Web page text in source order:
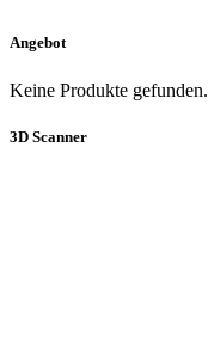
Angebot
Keine Produkte gefunden.
3D Scanner